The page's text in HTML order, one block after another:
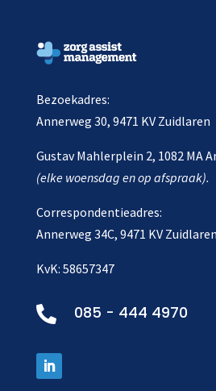
Bezoekadres:
Annerweg 30, 9471 KV Zuidlaren
Gustav Mahlerplein 2, 1082 MA
(elke woensdag en op afspraak).
Correspondentieadres:
Annerweg 34C, 9471 KV Zuidlaren
KvK: 58657347
 085 - 444 4970